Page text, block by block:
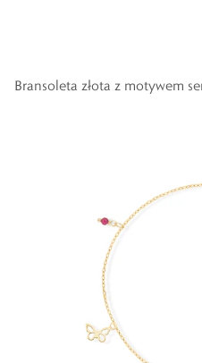
Bransoleta złota z motywem